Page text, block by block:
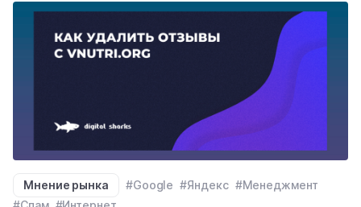
Мнение рынка #Google #Яндекс #Менеджмент